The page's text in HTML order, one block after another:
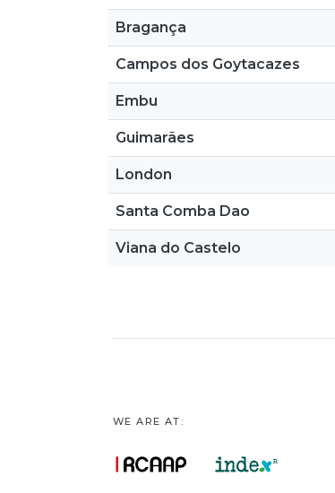
Bragança
Campos dos Goytacazes
Embu
Guimarães
London
Santa Comba Dao
Viana do Castelo
WE ARE AT: